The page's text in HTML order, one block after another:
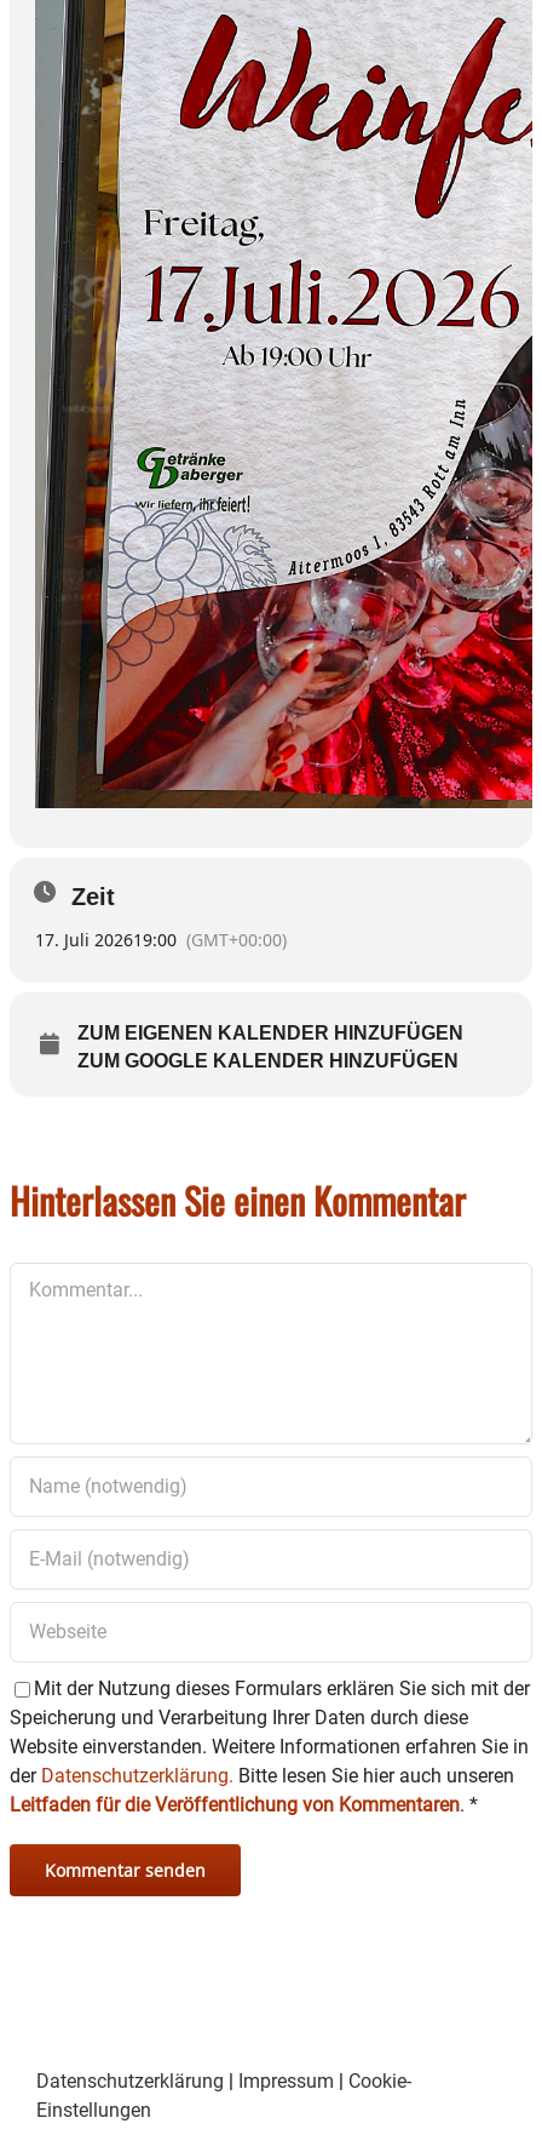
Zeit
17. Juli 202619:00 (GMT+00:00)
ZUM EIGENEN KALENDER HINZUFÜGEN
ZUM GOOGLE KALENDER HINZUFÜGEN
Hinterlassen Sie einen Kommentar
Mit der Nutzung dieses Formulars erklären Sie sich mit der
Speicherung und Verarbeitung Ihrer Daten durch diese
Website einverstanden. Weitere Informationen erfahren Sie in
der Datenschutzerklärung. Bitte lesen Sie hier auch unseren
Leitfaden für die Veröffentlichung von Kommentaren. *
Datenschutzerklärung | Impressum | Cookie-
Einstellungen